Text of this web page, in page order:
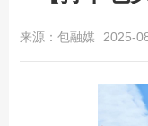
来源：包融媒 2025-